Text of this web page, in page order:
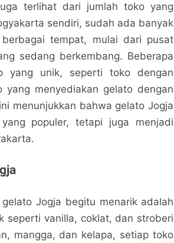
terlihat dari jumlah toko yang
sendiri, sudah ada banyak
tempat, mulai dari pusat
sedang berkembang. Beberapa
yang unik, seperti toko dengan
menyediakan gelato dengan
menunjukkan bahwa gelato Jogja
populer, tetapi juga menjadi
Jogja begitu menarik adalah
seperti vanilla, coklat, dan stroberi
mangga, dan kelapa, setiap toko